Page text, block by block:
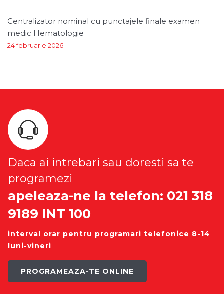
Centralizator nominal cu punctajele finale examen
medic Hematologie
24 februarie 2026
Daca ai intrebari sau doresti sa te
programezi
apeleaza-ne la telefon: 021 318
9189 INT 100
interval orar pentru programari telefonice 8-14
luni-vineri
PROGRAMEAZA-TE ONLINE